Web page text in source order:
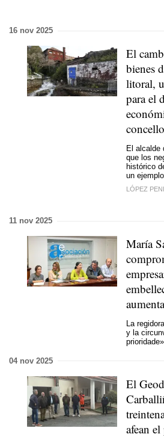
16 nov 2025
El
bienes
litoral,
para el
El alcalde
que los
histórico
un
LÓPEZ
11 nov 2025
María
La
y la
prioridade»
04 nov 2025
El
afean el